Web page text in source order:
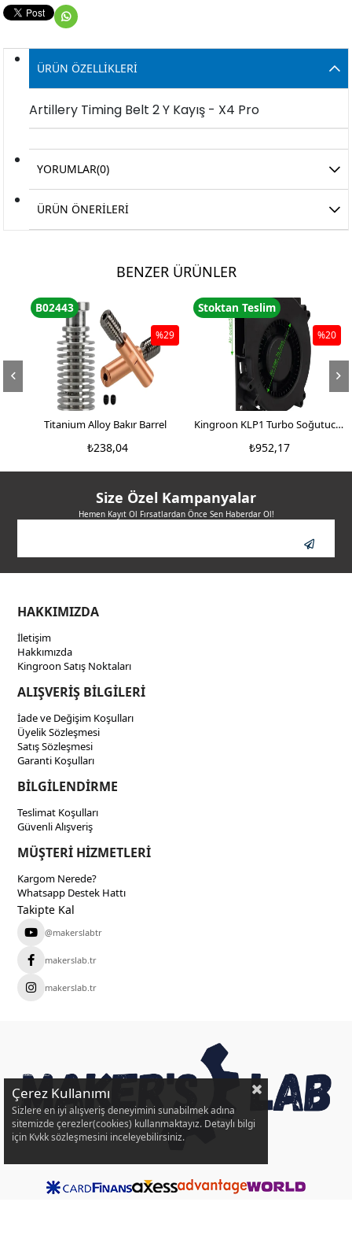
ÜRÜN ÖZELLIKLERI
Artillery Timing Belt 2 Y Kayış - X4 Pro
YORUMLAR(0)
ÜRÜN ÖNERILERI
BENZER ÜRÜNLER
Titanium Alloy Bakır Barrel
₺238,04
%29
B02443
Kingroon KLP1 Turbo Soğutucu
₺952,17
%20
Stoktan Teslim
Size Özel Kampanyalar
Hemen Kayıt Ol Fırsatlardan Önce Sen Haberdar Ol!
HAKKIMIZDA
İletişim
Hakkımızda
Kingroon Satış Noktaları
ALIŞVERİŞ BİLGİLERİ
İade ve Değişim Koşulları
Üyelik Sözleşmesi
Satış Sözleşmesi
Garanti Koşulları
BİLGİLENDİRME
Teslimat Koşulları
Güvenli Alışveriş
MÜŞTERİ HİZMETLERİ
Kargom Nerede?
Whatsapp Destek Hattı
Takipte Kal
@makerslabtr
makerslab.tr
makerslab.tr
Çerez Kullanımı
Sizlere en iyi alışveriş deneyimini sunabilmek adına
sitemizde çerezler(cookies) kullanmaktayız. Detaylı bilgi
için Kvkk sözleşmesini inceleyebilirsiniz.